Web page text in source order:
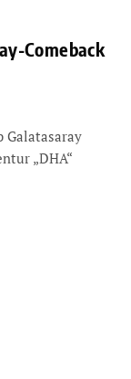
Comeback
Galatasaray
„DHA“